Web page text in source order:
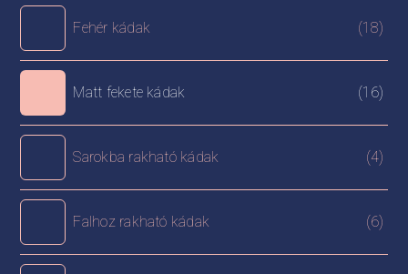
Fehér kádak (18)
Matt fekete kádak (16)
Sarokba rakható kádak (4)
Falhoz rakható kádak (6)